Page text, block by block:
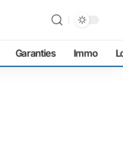
Garanties Immo